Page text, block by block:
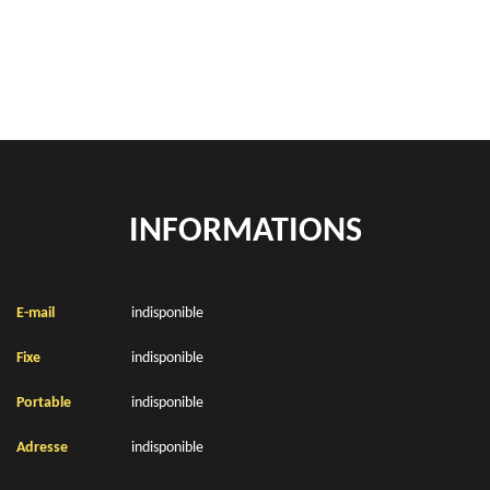
INFORMATIONS
E-mail indisponible
Fixe indisponible
Portable indisponible
Adresse indisponible